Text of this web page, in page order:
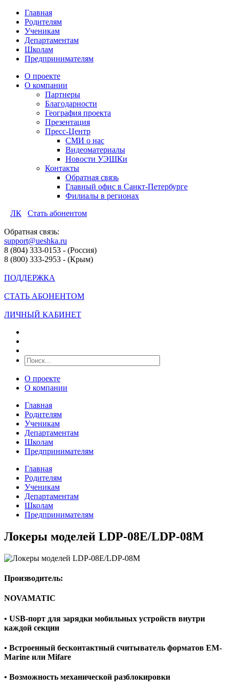
Главная
Родителям
Ученикам
Департаментам
Школам
Предпринимателям
О проекте
О компании
Партнеры
Благодарности
География проекта
Презентация
Пресс-Центр
СМИ о нас
Видеоматериалы
Новости УЭШКи
Контакты
Обратная связь
Главный офис в Санкт-Петербурге
Филиалы в регионах
ЛК
Стать абонентом
Обратная связь:
support@ueshka.ru
8 (804) 333-0153 - (Россия)
8 (800) 333-2953 - (Крым)
ПОДДЕРЖКА
СТАТЬ АБОНЕНТОМ
ЛИЧНЫЙ КАБИНЕТ
О проекте
О компании
Главная
Родителям
Ученикам
Департаментам
Школам
Предпринимателям
Главная
Родителям
Ученикам
Департаментам
Школам
Предпринимателям
Локеры моделей LDP-08E/LDP-08M
Производитель:
NOVAMATIC
• USB-порт для зарядки мобильных устройств внутри
каждой секции
• Встроенный бесконтактный считыватель форматов EM-
Marine или Mifare
• Возможность механической разблокировки